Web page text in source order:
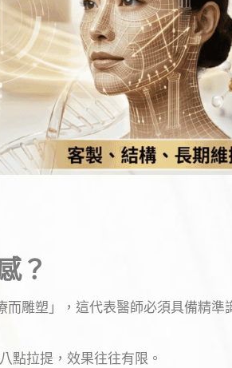
？
雕塑」，這代表醫師必須具備精準
點拉提，效果往往有限。